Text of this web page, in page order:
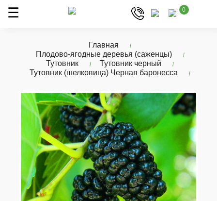
0
Главная
Плодово-ягодные деревья (саженцы)
Тутовник
Тутовник черный
Тутовник (шелковица) Черная баронесса